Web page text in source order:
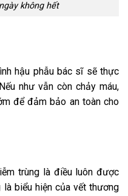
không hết
hậu phẫu bác sĩ sẽ thực
như vẫn còn chảy máu,
để đảm bảo an toàn cho
trùng là điều luôn được
là biểu hiện của vết thương